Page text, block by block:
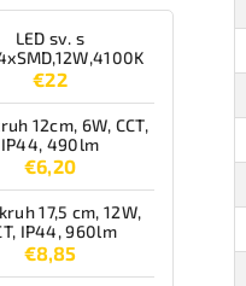
LED sv. s
€22
12cm, 6W, CCT,
IP44, 490lm
€6,20
17,5 cm, 12W,
IP44, 960lm
€8,85